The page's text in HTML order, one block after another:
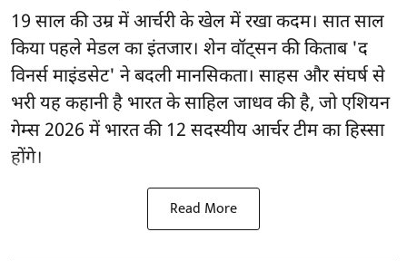
19 साल की उम्र में आर्चरी के खेल में रखा कदम। सात साल
किया पहले मेडल का इंतजार। शेन वॉट्सन की किताब 'द
विनर्स माइंडसेट' ने बदली मानसिकता। साहस और संघर्ष से
भरी यह कहानी है भारत के साहिल जाधव की है, जो एशियन
गेम्स 2026 में भारत की 12 सदस्यीय आर्चर टीम का हिस्सा
होंगे।
Read More